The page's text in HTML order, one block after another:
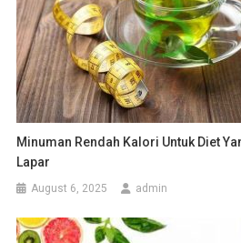
Minuman Rendah Kalori Untuk Diet
Lapar
August 6, 2025 admin